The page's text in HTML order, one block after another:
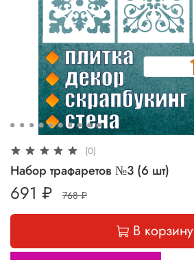
(0)
Набор трафаретов №3 (6 шт)
691 ₽ 768 ₽
В корзину